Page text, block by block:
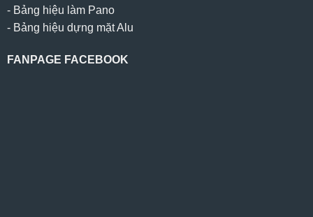
- Bảng hiệu làm Pano
- Bảng hiệu dựng mặt Alu
FANPAGE FACEBOOK